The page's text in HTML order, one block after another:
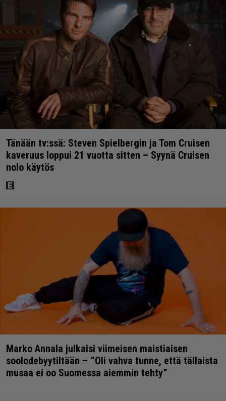
Tänään tv:ssä: Steven Spielbergin ja Tom Cruisen
kaveruus loppui 21 vuotta sitten – Syynä Cruisen
nolo käytös
Marko Annala julkaisi viimeisen maistiaisen
soolodebyytiltään – ”Oli vahva tunne, että tällaista
musaa ei oo Suomessa aiemmin tehty”